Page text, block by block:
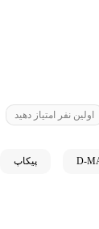
اولین نفر امتیاز دهید
پیکاپ